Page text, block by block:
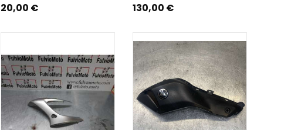
Prix
20,00 € Prix
130,00 €